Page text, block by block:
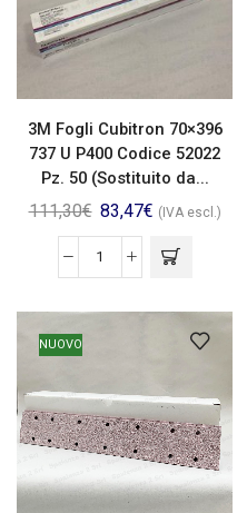
3M Fogli Cubitron 70×396
737 U P400 Codice 52022
Pz. 50 (Sostituito da...
111,30€ 83,47€ (IVA escl.)
NUOVO